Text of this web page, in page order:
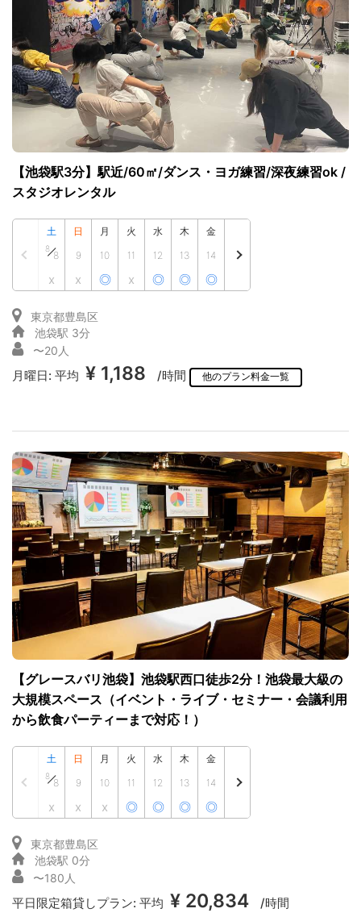
【池袋駅3分】駅近/60㎡/ダンス・ヨガ練習/深夜練習ok /
スタジオレンタル
土
8
8
x
日
9
x
月
10
◎
火
11
x
水
12
◎
木
13
◎
金
14
◎
東京都豊島区
池袋駅 3分
〜20人
月曜日: 平均 ¥ 1,188 /時間 他のプラン料金一覧
【グレースバリ池袋】池袋駅西口徒歩2分！池袋最大級の
大規模スペース（イベント・ライブ・セミナー・会議利用
から飲食パーティーまで対応！）
土
8
8
x
日
9
x
月
10
x
火
11
◎
水
12
◎
木
13
◎
金
14
◎
東京都豊島区
池袋駅 0分
〜180人
平日限定箱貸しプラン: 平均 ¥ 20,834 /時間